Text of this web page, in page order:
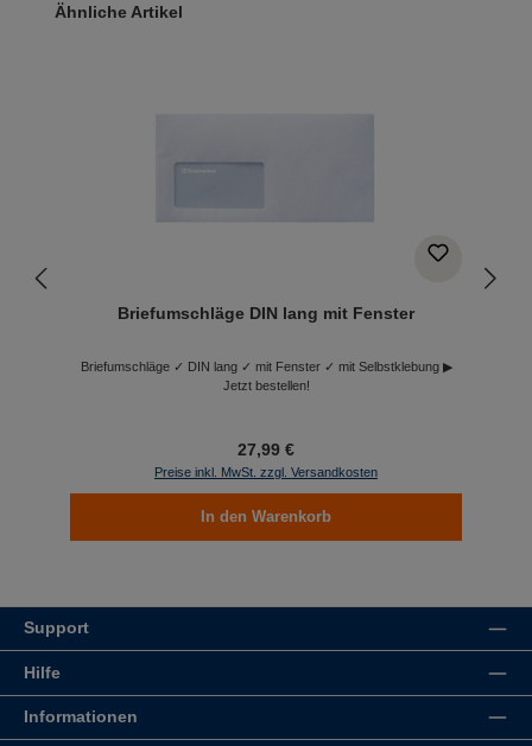
Produktgalerie überspringen
Ähnliche Artikel
Briefumschläge DIN lang mit Fenster
Briefumschläge ✓ DIN lang ✓ mit Fenster ✓ mit Selbstklebung ▶
Jetzt bestellen!
27,99 €
Preise inkl. MwSt. zzgl. Versandkosten
In den Warenkorb
Support
Hilfe
Informationen